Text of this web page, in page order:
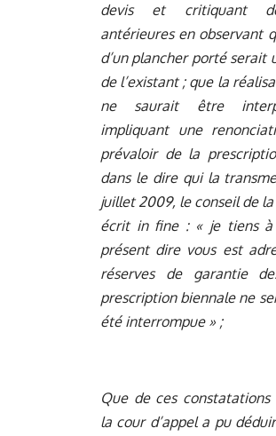
devis et critiquant
antérieures en observant
d’un plancher porté serait
de l’existant ; que la
ne saurait être
impliquant une
prévaloir de la
dans le dire qui la
juillet 2009, le conseil de
écrit in fine : « je tiens à
présent dire vous est
réserves de garantie
prescription biennale ne
été interrompue » ;
Que de ces constatations
la cour d’appel a pu